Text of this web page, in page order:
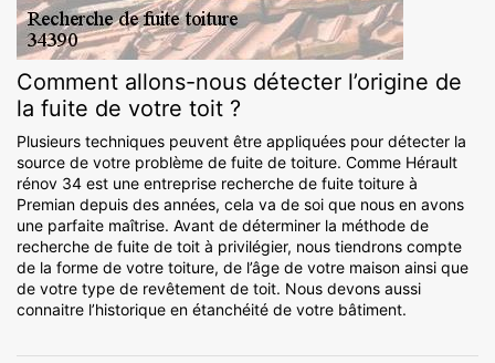
Comment allons-nous détecter l’origine de
la fuite de votre toit ?
Plusieurs techniques peuvent être appliquées pour détecter la
source de votre problème de fuite de toiture. Comme Hérault
rénov 34 est une entreprise recherche de fuite toiture à
Premian depuis des années, cela va de soi que nous en avons
une parfaite maîtrise. Avant de déterminer la méthode de
recherche de fuite de toit à privilégier, nous tiendrons compte
de la forme de votre toiture, de l’âge de votre maison ainsi que
de votre type de revêtement de toit. Nous devons aussi
connaitre l’historique en étanchéité de votre bâtiment.